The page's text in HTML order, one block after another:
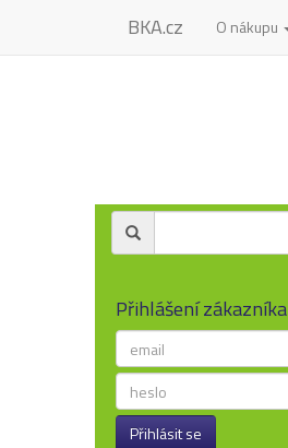
BKA.cz O nákupu
Přihlášení zákazníka
Přihlásit se